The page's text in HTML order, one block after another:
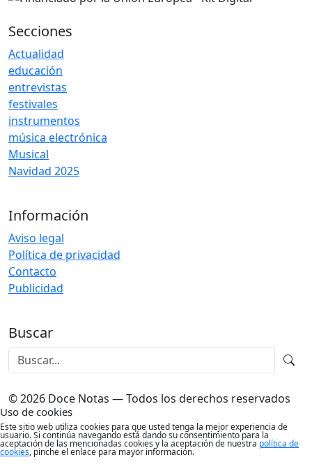
Secciones
Actualidad
educación
entrevistas
festivales
instrumentos
música electrónica
Musical
Navidad 2025
Información
Aviso legal
Política de privacidad
Contacto
Publicidad
Buscar
© 2026 Doce Notas — Todos los derechos reservados
Uso de cookies
Este sitio web utiliza cookies para que usted tenga la mejor experiencia de
usuario. Si continúa navegando está dando su consentimiento para la
aceptación de las mencionadas cookies y la aceptación de nuestra política de
cookies, pinche el enlace para mayor información.